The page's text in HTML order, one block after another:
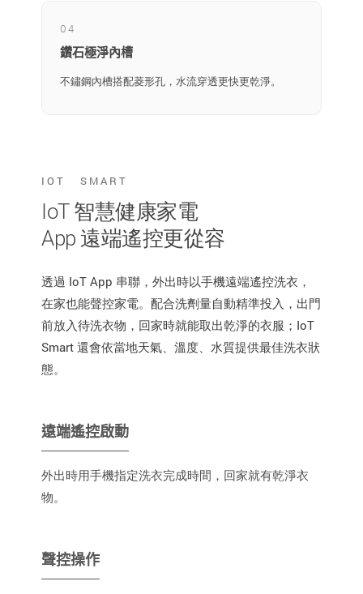
04
鑽石極淨內槽
不鏽鋼內槽搭配菱形孔，水流穿透更快更乾淨。
IOT SMART
IoT 智慧健康家電
App 遠端遙控更從容
透過 IoT App 串聯，外出時以手機遠端遙控洗衣，
在家也能聲控家電。配合洗劑量自動精準投入，出門
前放入待洗衣物，回家時就能取出乾淨的衣服；IoT
Smart 還會依當地天氣、溫度、水質提供最佳洗衣狀
態。
遠端遙控啟動
外出時用手機指定洗衣完成時間，回家就有乾淨衣
物。
聲控操作